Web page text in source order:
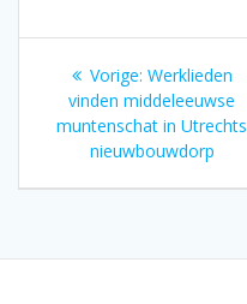
Bericht
navigatie
Vorige: Vorig
bericht:
Werklieden
vinden middeleeuwse
muntenschat in Utrechts
nieuwbouwdorp